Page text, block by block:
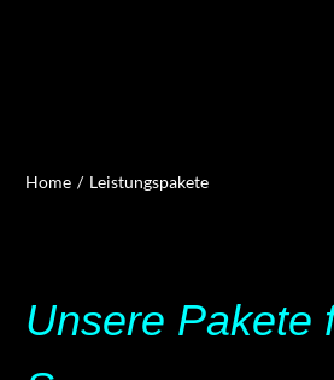
Home Leistungspakete
Unsere Pakete